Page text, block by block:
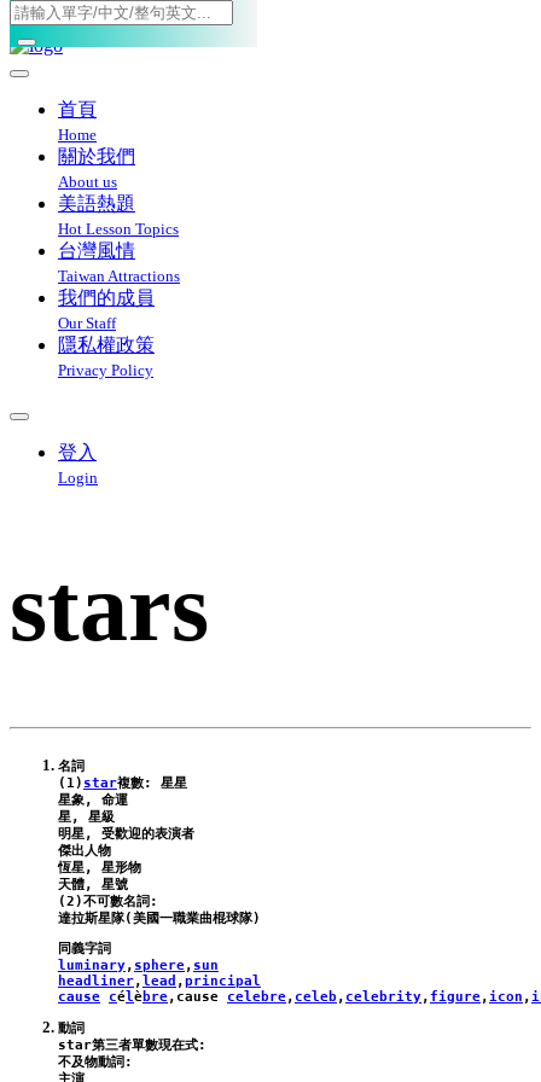
Toggle navigation
首頁
Home
關於我們
About us
美語熱題
Hot Lesson Topics
台灣風情
Taiwan Attractions
我們的成員
Our Staff
隱私權政策
Privacy Policy
登入
Login
stars
名詞
( 1) star複數: 星星
星象, 命運
星, 星級
明星, 受歡迎的表演者
傑出人物
恆星, 星形物
天體, 星號
(2 )不可數名詞:
luminary, sphere, sun
headliner, lead ,principal
cause
célèbre, cause celebre, celeb , celebrity, figure,icon ,
star第三者單數現在式:
不及物動詞: